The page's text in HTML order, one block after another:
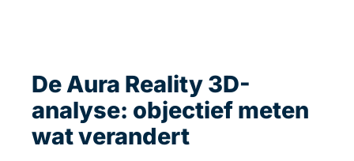
De Aura Reality 3D-
analyse: objectief meten
wat verandert